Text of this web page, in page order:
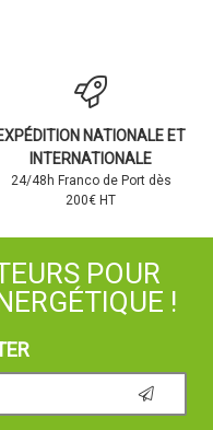
NATIONALE ET
INTERNATIONALE
24/48h Franco de Port dès
200€ HT
POUR
!